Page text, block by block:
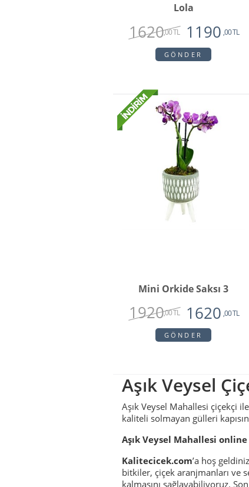
Lola
1620,00 TL 1190 ,00 TL
GÖNDER
Mini Orkide Saksı 3
1920,00 TL 1620 ,00 TL
GÖNDER
Aşık Veysel
Aşık Veysel Mahallesi çiçekçi
kaliteli solmayan gülleri
Aşık Veysel Mahallesi
Kalitecicek.com’a hoş
bitkiler, çiçek aranjmanları ve
kalmasını sağlayabiliyoruz.